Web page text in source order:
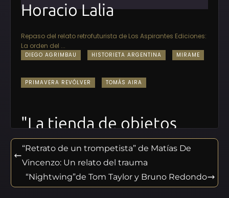
Horacio Lalia
Repaso del relato retrofuturista de Los Aspirantes Ediciones:
La orden del ...
"La tienda de objetos
macabros" de Juan
Romera
DIEGO AGRIMBAU HISTORIETA ARGENTINA MIRAME
PRIMAVERA REVÓLVER TOMÁS AIRA
“Retrato de un trompetista” de Matías De
Vincenzo: Un relato del trauma
“Nightwing”de Tom Taylor y Bruno Redondo